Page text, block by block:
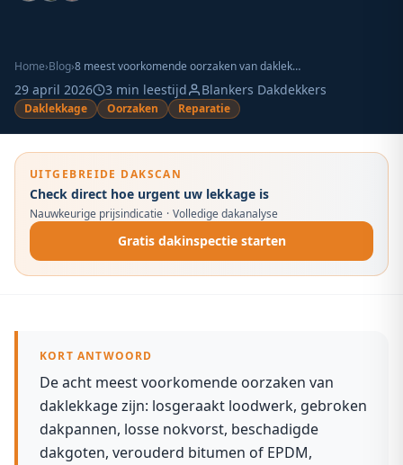
Home›Blog› 8 meest voorkomende oorzaken van daklekkage (en hoe u ze herkent)
29 april 2026 3 min leestijd Blankers Dakdekkers
Daklekkage Oorzaken Reparatie
UITGEBREIDE DAKSCAN
Check direct hoe urgent uw lekkage is
Nauwkeurige prijsindicatie · Volledige dakanalyse
Gratis dakinspectie starten
KORT ANTWOORD
De acht meest voorkomende oorzaken van
daklekkage zijn: losgeraakt loodwerk, gebroken
dakpannen, losse nokvorst, beschadigde
dakgoten, verouderd bitumen of EPDM,